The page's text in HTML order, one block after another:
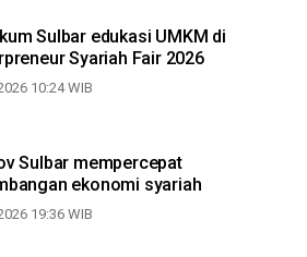
Sulbar edukasi UMKM di
Syariah Fair 2026
10:24 WIB
Sulbar mempercepat
ekonomi syariah
19:36 WIB